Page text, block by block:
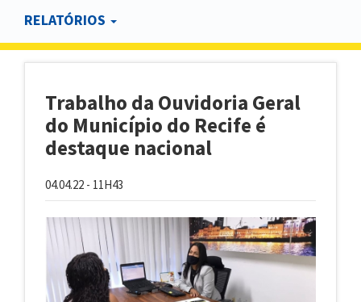
RELATÓRIOS
Trabalho da Ouvidoria Geral
do Município do Recife é
destaque nacional
04.04.22 - 11H43